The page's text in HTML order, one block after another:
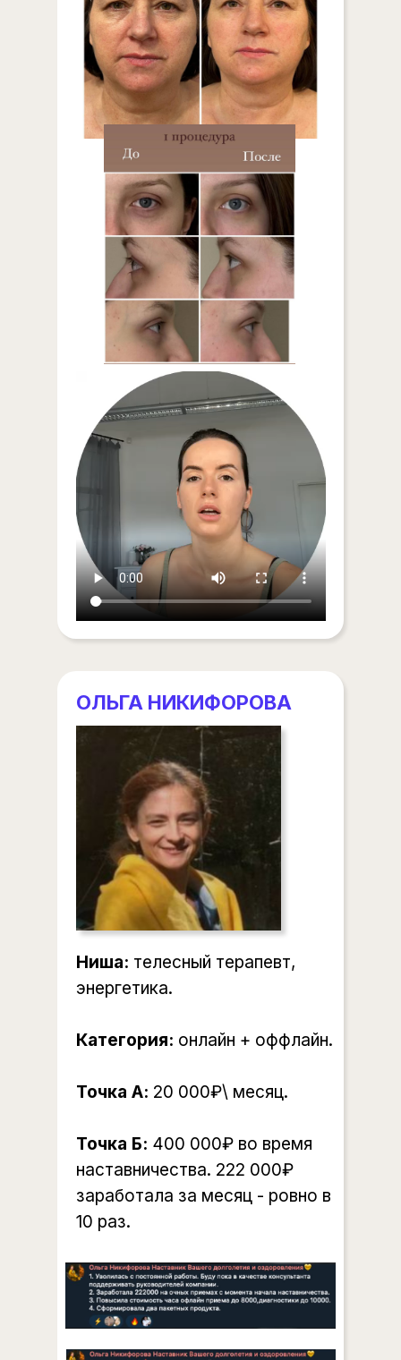
Ниша: телесный терапевт,
энергетика.
Категория: онлайн + оффлайн.
Точка А: 20 000₽\ месяц.
Точка Б: 400 000₽ во время
наставничества. 222 000₽
заработала за месяц - ровно в
10 раз.
ОЛЬГА НИКИФОРОВА